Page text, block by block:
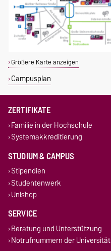
Größere Karte anzeigen
Campusplan
ZERTIFIKATE
Familie in der Hochschule
Systemakkreditierung
STUDIUM & CAMPUS
Stipendien
Studentenwerk
Unishop
SERVICE
Beratung und Unterstützung
Notrufnummern der Universität